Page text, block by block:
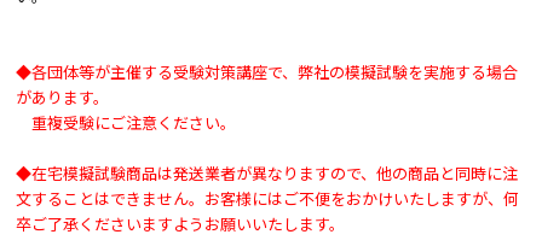
◆各団体等が主催する受験対策講座で、弊社の模擬試験を実施する場合
があります。
重複受験にご注意ください。
◆在宅模擬試験商品は発送業者が異なりますので、他の商品と同時に注
文することはできません。お客様にはご不便をおかけいたしますが、何
卒ご了承くださいますようお願いいたします。